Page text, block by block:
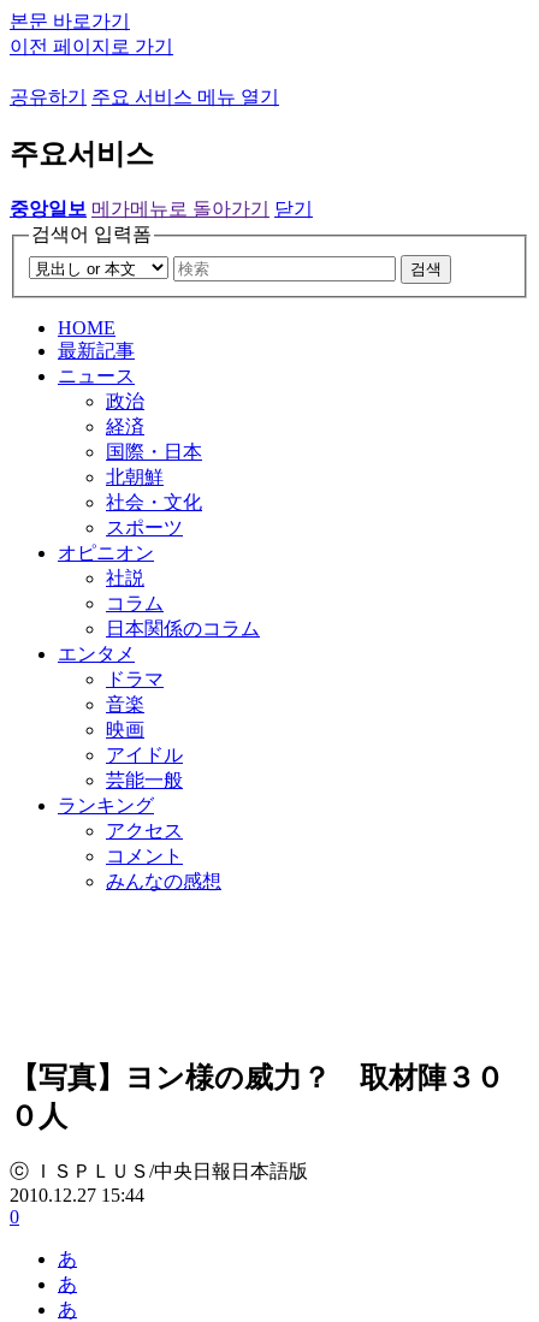
본문 바로가기
이전 페이지로 가기
공유하기 주요 서비스 메뉴 열기
주요서비스
중앙일보 메가메뉴로 돌아가기
닫기
검색어 입력폼
검색
HOME
最新記事
ニュース
政治
経済
国際・日本
北朝鮮
社会・文化
スポーツ
オピニオン
社説
コラム
日本関係のコラム
エンタメ
ドラマ
音楽
映画
アイドル
芸能一般
ランキング
アクセス
コメント
みんなの感想
【写真】ヨン様の威力？ 取材陣３０
０人
ⓒ ＩＳＰＬＵＳ/中央日報日本語版
2010.12.27 15:44
0
あ
あ
あ